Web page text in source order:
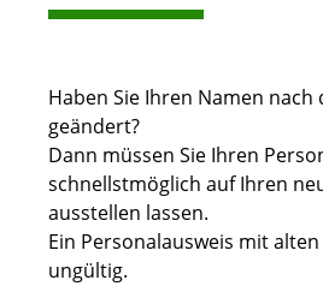
Haben Sie Ihren Namen nach
geändert?
Dann müssen Sie Ihren
schnellstmöglich auf Ihren
ausstellen lassen.
Ein Personalausweis mit
ungültig.